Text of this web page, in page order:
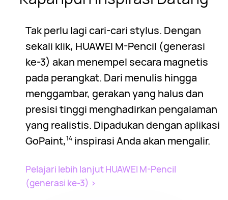
Tak perlu lagi cari-cari stylus. Dengan
sekali klik, HUAWEI M-Pencil (generasi
ke-3) akan menempel secara magnetis
pada perangkat. Dari menulis hingga
menggambar, gerakan yang halus dan
presisi tinggi menghadirkan pengalaman
yang realistis. Dipadukan dengan aplikasi
GoPaint,14inspirasi Anda akan mengalir.
Pelajari lebih lanjut HUAWEI M-Pencil
(generasi ke-3) >